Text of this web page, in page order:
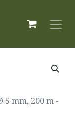
5 mm, 200 m -